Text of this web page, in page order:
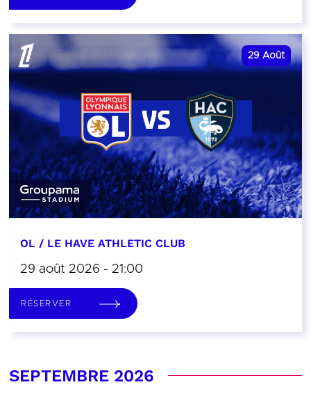
29 Août
OL / LE HAVE ATHLETIC CLUB
29 août 2026 - 21:00
RÉSERVER
SEPTEMBRE 2026